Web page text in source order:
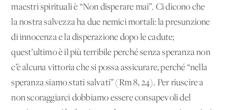
maestri spirituali è “Non disperare mai”. Ci dicono che
la nostra salvezza ha due nemici mortali: la presunzione
di innocenza e la disperazione dopo le cadute;
quest’ultimo è il più terribile perché senza speranza non
c’è alcuna vittoria che si possa assicurare, perché “nella
speranza siamo stati salvati” (Rm 8, 24). Per riuscire a
non scoraggiarci dobbiamo essere consapevoli del